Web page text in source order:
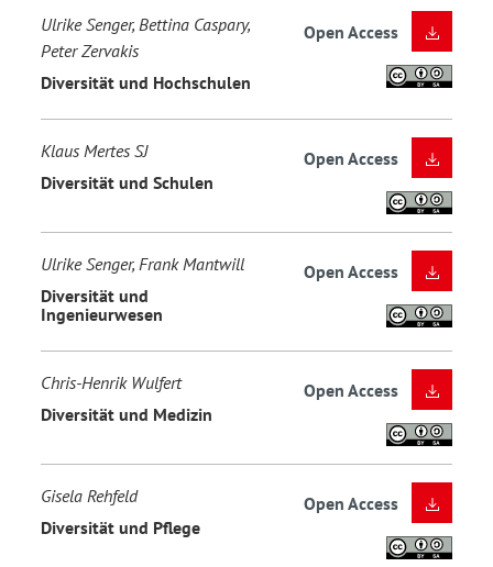
Ulrike Senger, Bettina Caspary,
Peter Zervakis
Diversität und Hochschulen
Open Access
Klaus Mertes SJ
Diversität und Schulen
Open Access
Ulrike Senger, Frank Mantwill
Diversität und
Ingenieurwesen
Open Access
Chris-Henrik Wulfert
Diversität und Medizin
Open Access
Gisela Rehfeld
Diversität und Pflege
Open Access